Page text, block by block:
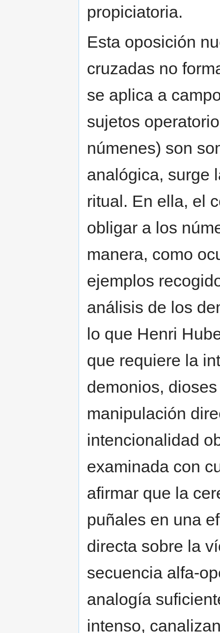
propiciatoria.
Esta oposición
cruzadas no
se aplica a
sujetos
númenes) son
analógica, surge
ritual. En ella, el
obligar a los
manera, como
ejemplos
análisis de los
lo que Henri
que requiere la
demonios,
manipulación
intencionalidad
examinada con
afirmar que la
puñales en una
directa sobre la
secuencia alfa-
analogía
intenso,